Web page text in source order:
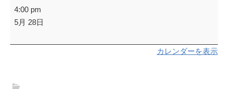
定
例
員
4:00 pm
5月 28日
カレンダーを表示